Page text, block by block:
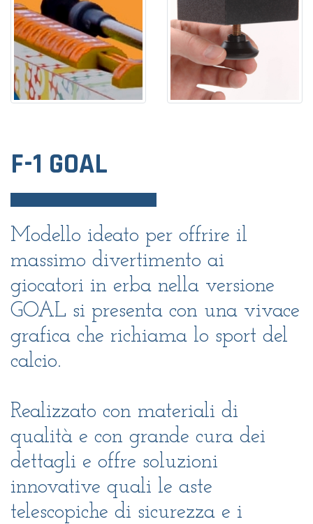
F-1 GOAL
Modello ideato per offrire il
massimo divertimento ai
giocatori in erba nella versione
GOAL si presenta con una vivace
grafica che richiama lo sport del
calcio.
Realizzato con materiali di
qualità e con grande cura dei
dettagli e offre soluzioni
innovative quali le aste
telescopiche di sicurezza e i